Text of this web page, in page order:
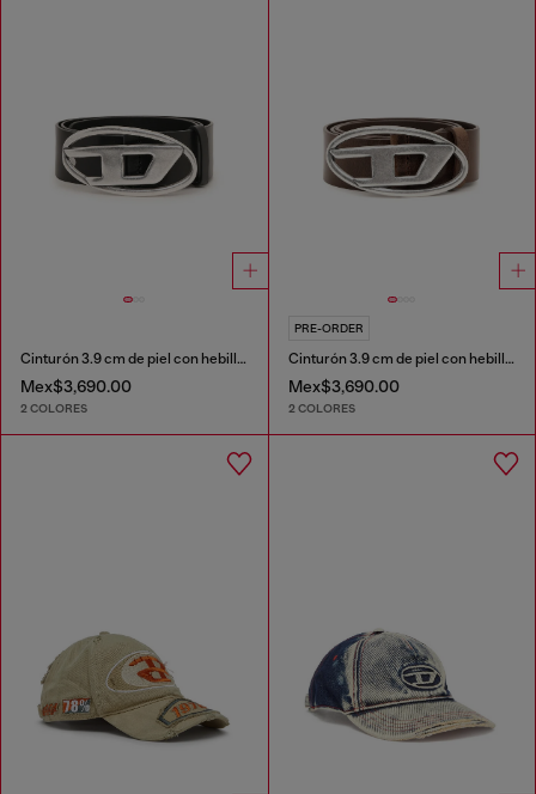
Cinturón 3.9 cm de piel con hebilla en D
Mex$3,690.00
2 COLORES
PRE-ORDER
Cinturón 3.9 cm de piel con hebilla en D
Mex$3,690.00
2 COLORES